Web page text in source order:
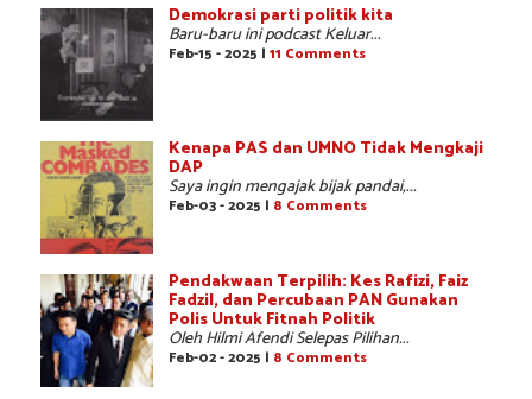
Demokrasi parti politik kita
Baru-baru ini podcast Keluar...
Feb-15 - 2025 | 11 Comments
Kenapa PAS dan UMNO Tidak Mengkaji
DAP
Saya ingin mengajak bijak pandai,...
Feb-03 - 2025 | 8 Comments
Pendakwaan Terpilih: Kes Rafizi, Faiz
Fadzil, dan Percubaan PAN Gunakan
Polis Untuk Fitnah Politik
Oleh Hilmi Afendi Selepas Pilihan...
Feb-02 - 2025 | 8 Comments